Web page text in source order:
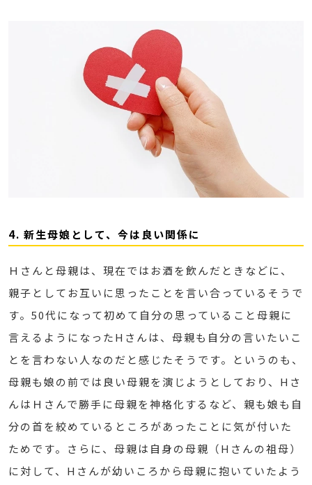
4. 新生母娘として、今は良い関係に
Ｈさんと母親は、現在ではお酒を飲んだときなどに、
親子としてお互いに思ったことを言い合っているそうで
す。50代になって初めて自分の思っていること母親に
言えるようになったHさんは、母親も自分の言いたいこ
とを言わない人なのだと感じたそうです。というのも、
母親も娘の前では良い母親を演じようとしており、Hさ
んはＨさんで勝手に母親を神格化するなど、親も娘も自
分の首を絞めているところがあったことに気が付いた
ためです。さらに、母親は自身の母親（Hさんの祖母）
に対して、Hさんが幼いころから母親に抱いていたよう